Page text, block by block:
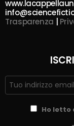
Trasparenza |
Ho